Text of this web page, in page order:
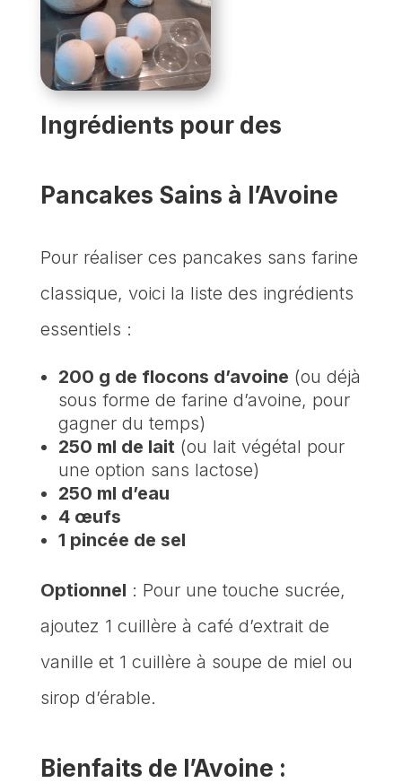
Ingrédients pour des
Pancakes Sains à l’Avoine
Pour réaliser ces pancakes sans farine
classique, voici la liste des ingrédients
essentiels :
200 g de flocons d’avoine (ou déjà
sous forme de farine d’avoine, pour
gagner du temps)
250 ml de lait (ou lait végétal pour
une option sans lactose)
250 ml d’eau
4 œufs
1 pincée de sel
Optionnel : Pour une touche sucrée,
ajoutez 1 cuillère à café d’extrait de
vanille et 1 cuillère à soupe de miel ou
sirop d’érable.
Bienfaits de l’Avoine :